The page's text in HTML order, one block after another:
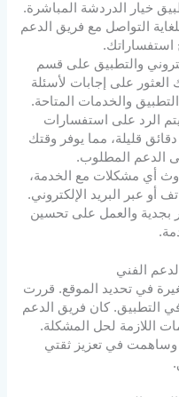
خيار الدردشة المباشرة.
التواصل مع فريق الدعم
والتطبيق على قسم
العثور على إجابات لأسئلة
والخدمات المتاحة.
الرد على استفسارات
قليلة، مما يوفر وقتك
الدعم المطلوب.
أي مشكلات مع الخدمة،
أو عبر البريد الإلكتروني.
بجدية والعمل على تحسين
الفني
في تحديد الموقع. قررت
التطبيق. كان فريق الدعم
اللازمة لحل المشكلة.
وساهمت في تعزيز ثقتي